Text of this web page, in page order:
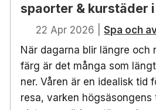
spaorter & kurstäder
22 Apr 2026 |Spa och
När dagarna blir längre och
färg är det många som
ner. Våren är en idealisk tid
resa, varken högsäsongens